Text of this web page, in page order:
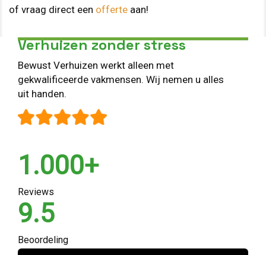
of vraag direct een offerte aan!
Verhuizen zonder stress
Bewust Verhuizen werkt alleen met
gekwalificeerde vakmensen. Wij nemen u alles
uit handen.
1.000+
Reviews
9.5
Beoordeling